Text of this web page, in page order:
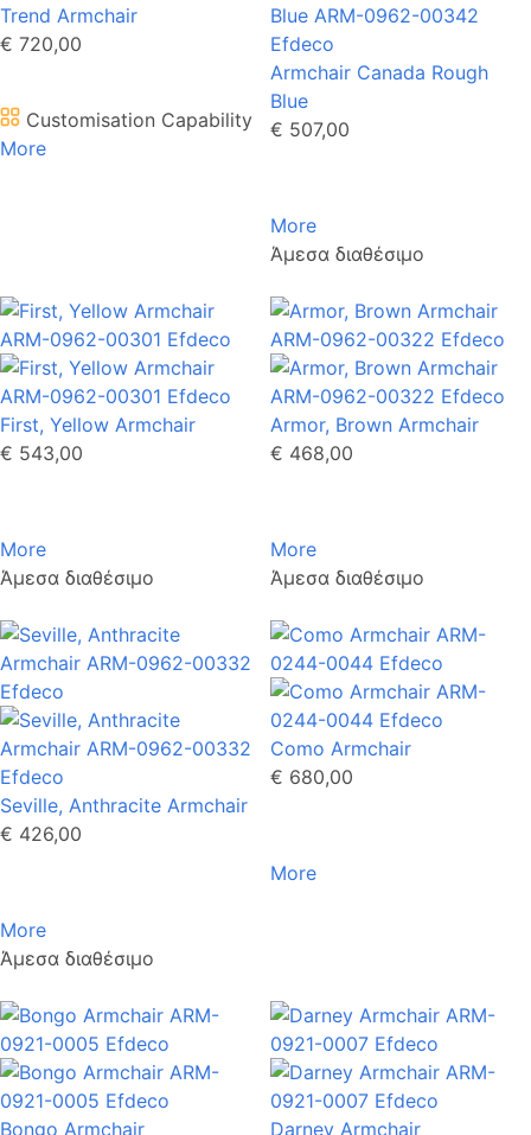
Trend Armchair
€ 720,00
Customisation Capability
More
Armchair Canada Rough
Blue
€ 507,00
More
Άμεσα διαθέσιμο
First, Yellow Armchair
€ 543,00
More
Άμεσα διαθέσιμο
Armor, Brown Armchair
€ 468,00
More
Άμεσα διαθέσιμο
Seville, Anthracite Armchair
€ 426,00
More
Άμεσα διαθέσιμο
Como Armchair
€ 680,00
More
Bongo Armchair Darney Armchair